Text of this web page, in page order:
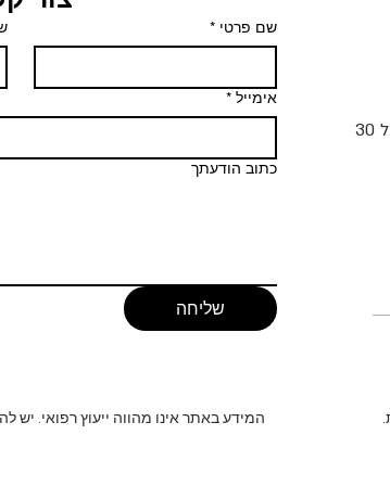
- רחוב הנחשול 30
שם פרטי *
אימייל *
כתוב הודעתך
שליחה
המידע באתר אינו מהווה ייעוץ רפואי. יש